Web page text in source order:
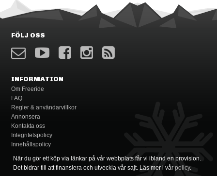
FÖLJ OSS
INFORMATION
Om Freeride
FAQ
Regler & användarvillkor
Annonsera
Kontakta oss
Integritetspolicy
Innehållspolicy
När du gör ett köp via länkar på vår webbplats får vi ibland en provision.
Det bidrar till att finansiera och utveckla vår sajt. Läs mer i vår policy.